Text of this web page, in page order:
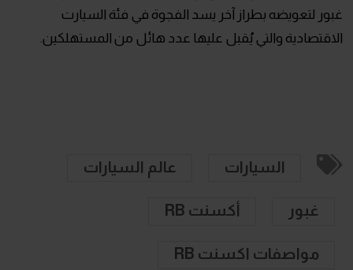
غبور لتعويضه بطراز آخر يسد الفجوة في فئة السيارت
الاقتصادية والتي يُقبل عليها عدد هائل من المستهلكين.
السيارات عالم السيارات
غبور أكسنت RB
مواصفات اكسنت RB